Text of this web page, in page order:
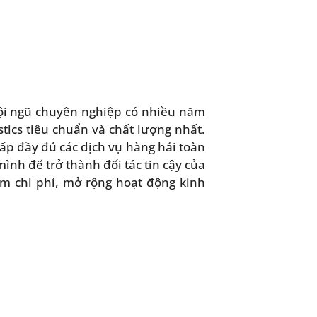
ngũ chuyên nghiệp có nhiều năm
tiêu chuẩn và chất lượng nhất.
đầy đủ các dịch vụ hàng hải toàn
để trở thành đối tác tin cậy của
chi phí, mở rộng hoạt động kinh